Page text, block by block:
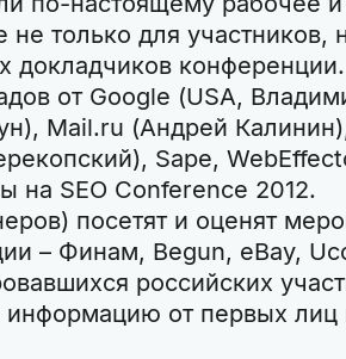
только для участников,
докладчиков конференции.
от Google (USA,
Mail.ru (Андрей
Sape,
на SEO Conference 2012.
посетят и оценят
– Финам, Begun, eBay,
российских
информацию от первых лиц